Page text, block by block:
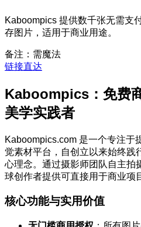
Kaboompics 提供数千张无需支
存图片，适用于商业用途。
备注：需魔法
链接直达
Kaboompics：免费
美学实践者
Kaboompics.com 是一个专注于
觉素材平台，自创立以来始终践
心理念。通过摄影师团队自主拍
球创作者提供可直接用于商业项
核心功能与实用价值